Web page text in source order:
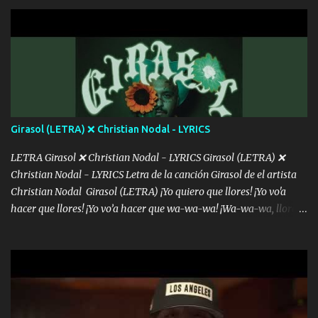
con la gente Dices "Latino Gang" pero pisas a to'a tu gente Pa’ dar
menos se prudente Hoy me sabe a mierda, traigo un Balvin en los
dientes Por falta de empatía le toca ser resiliente ¿Acaso eres
consciente de los followers que mueves? Parcerito, abre los ojos y
ve el poder que tienes Otro chiste malo son los nombres de tus
álbum's "José, vibras colores con la energía del diablo " ¿Si ...
Girasol (LETRA) ❌ Christian Nodal - LYRICS
LETRA Girasol ❌ Christian Nodal - LYRICS Girasol (LETRA) ❌
Christian Nodal - LYRICS Letra de la canción Girasol de el artista
Christian Nodal Girasol (LETRA) ¡Yo quiero que llores! ¡Yo vo'a
hacer que llores! ¡Yo vo’a hacer que wa-wa-wa! ¡Wa-wa-wa, llores!
intentas rimar Pobre payaso que usa a todo el mundo pa' conectar
con la gente Dices "Latino Gang" pero pisas a to'a tu gente Pa’ dar
mensajes, m'ijo, hay quе ser coherentеs Si tú no eres artista, al